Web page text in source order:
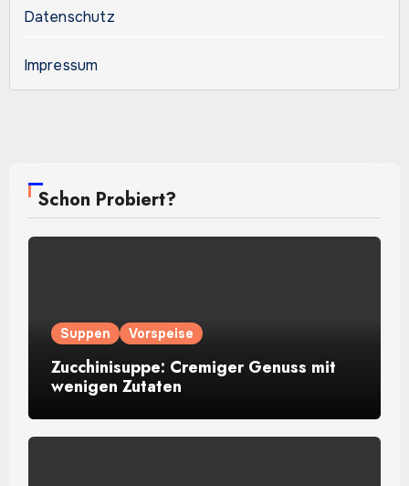
Datenschutz
Impressum
Schon Probiert?
Suppen Vorspeise
Zucchinisuppe: Cremiger Genuss mit
wenigen Zutaten